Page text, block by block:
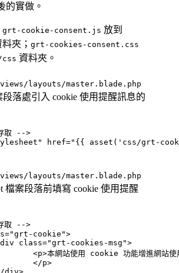
的實做。
grt-cookie-consent.js 放到
夾； grt-cookies-consent.css
資料夾。
layouts/master.blade.php
段落處引入 cookie 使用提醒訊息的
取 -->
layouts/master.blade.php
檔案段落前填寫 cookie 使用提醒
取 -->